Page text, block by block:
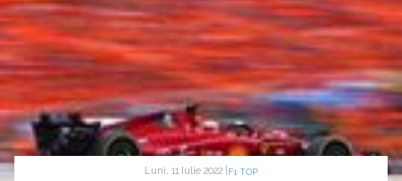
Luni, 11 Iulie 2022 | F1 TOP